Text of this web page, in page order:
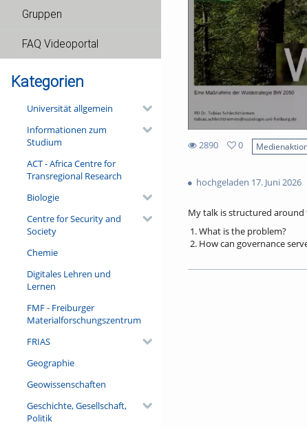
Gruppen
FAQ Videoportal
Kategorien
Universität allgemein
Informationen zum
Studium
ACT - Africa Centre for
Transregional Research
Biologie
Centre for Security and
Society
Chemie
Digitales Lehren und
Lernen
FMF - Freiburger
Materialforschungszentrum
FRIAS
Geographie
Geowissenschaften
Geschichte, Gesellschaft,
Politik
2890
views
0
hochgeladen 17. Juni 2026
My talk is structured
What is the problem?
How can governance
Addressing these